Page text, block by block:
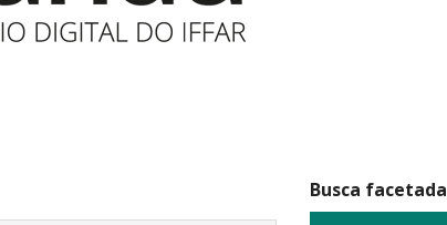
Busca facetada